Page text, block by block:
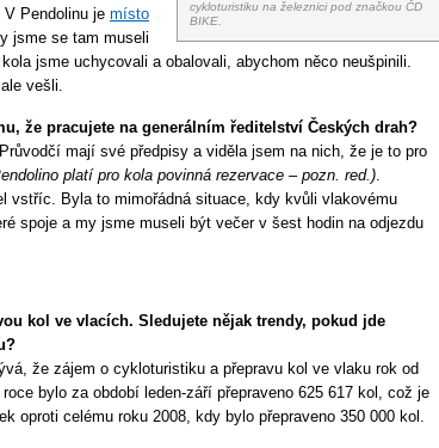
cykloturistiku na železnici pod značkou ČD
BIKE.
Pendolinu je místo
jsme se tam museli
jsme uchycovali a obalovali, abychom něco neušpinili.
vešli.
že pracujete na generálním ředitelství Českých drah?
mají své předpisy a viděla jsem na nich, že je to pro
platí pro kola povinná rezervace – pozn. red.).
vstříc. Byla to mimořádná situace, kdy kvůli vlakovému
spoje a my jsme museli být večer v šest hodin na odjezdu
kol ve vlacích. Sledujete nějak trendy, pokud jde
že zájem o cykloturistiku a přepravu kol ve vlaku rok od
bylo za období leden-září přepraveno 625 617 kol, což je
oproti celému roku 2008, kdy bylo přepraveno 350 000 kol.